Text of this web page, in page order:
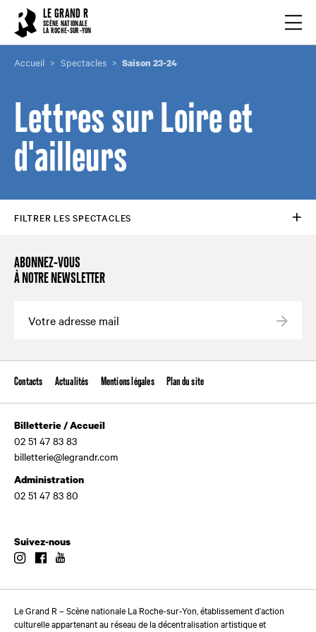
LE GRAND R
SCÈNE NATIONALE
LA ROCHE-SUR-YON
Accueil Spectacles Saison 23-24
Lettres sur Loire et
d'ailleurs
FILTRER LES SPECTACLES
ABONNEZ-VOUS
À NOTRE NEWSLETTER
Contacts Actualités Mentions légales Plan du site
Billetterie / Accueil
02 51 47 83 83
billetterie@legrandr.com
Administration
02 51 47 83 80
Suivez-nous
InstagramFacebook
Le Grand R – Scène nationale La Roche-sur-Yon, établissement d’action
culturelle appartenant au réseau de la décentralisation artistique et
Cookies management panel